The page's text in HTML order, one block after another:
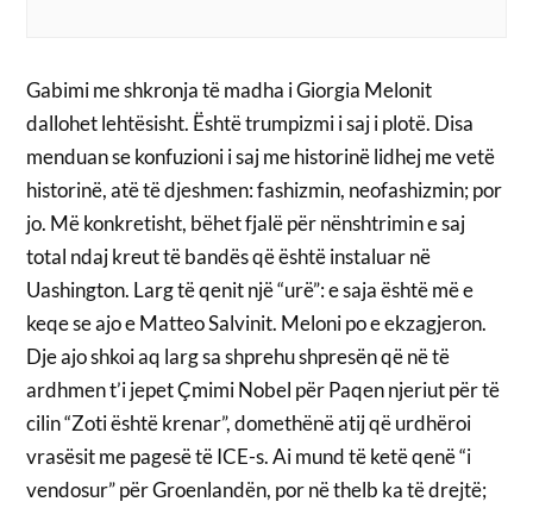
Gabimi me shkronja të madha i Giorgia Melonit
dallohet lehtësisht. Është trumpizmi i saj i plotë. Disa
menduan se konfuzioni i saj me historinë lidhej me vetë
historinë, atë të djeshmen: fashizmin, neofashizmin; por
jo. Më konkretisht, bëhet fjalë për nënshtrimin e saj
total ndaj kreut të bandës që është instaluar në
Uashington. Larg të qenit një “urë”: e saja është më e
keqe se ajo e Matteo Salvinit. Meloni po e ekzagjeron.
Dje ajo shkoi aq larg sa shprehu shpresën që në të
ardhmen t’i jepet Çmimi Nobel për Paqen njeriut për të
cilin “Zoti është krenar”, domethënë atij që urdhëroi
vrasësit me pagesë të ICE-s. Ai mund të ketë qenë “i
vendosur” për Groenlandën, por në thelb ka të drejtë;